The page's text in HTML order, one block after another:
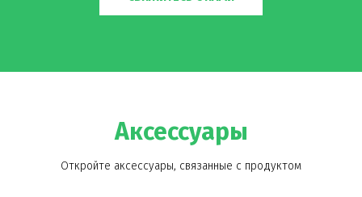
Аксессуары
Откройте аксессуары, связанные с продуктом